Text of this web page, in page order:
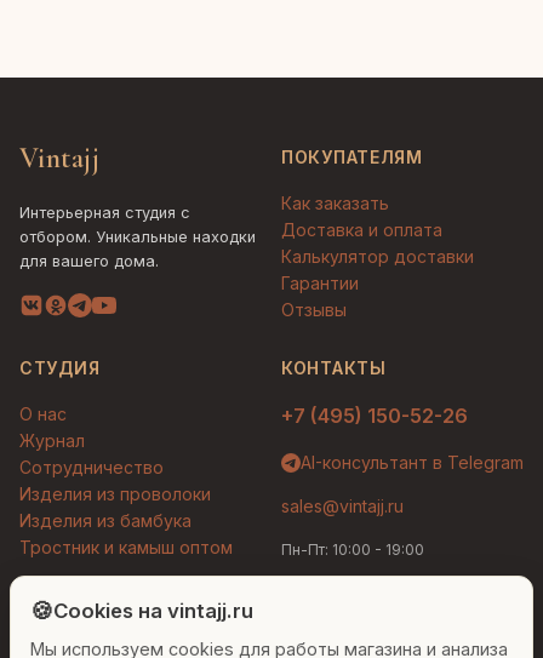
Vintajj
Интерьерная студия с
отбором. Уникальные находки
для вашего дома.
ПОКУПАТЕЛЯМ
Как заказать
Доставка и оплата
Калькулятор доставки
Гарантии
Отзывы
СТУДИЯ
О нас
Журнал
Сотрудничество
Изделия из проволоки
Изделия из бамбука
Тростник и камыш оптом
КОНТАКТЫ
+7 (495) 150-52-26
AI-консультант в Telegram
sales@vintajj.ru
Пн-Пт: 10:00 - 19:00
© 2026 Vintajj. Все права защищены.
🍪Cookies на vintajj.ru
Мы используем cookies для работы магазина и анализа
Людмила
Привет! Я Людмила, ваш персональный